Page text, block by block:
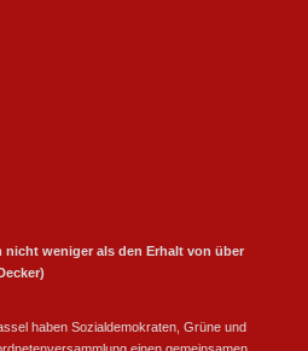
nicht weniger als den Erhalt von über
haben Sozialdemokraten, Grüne und